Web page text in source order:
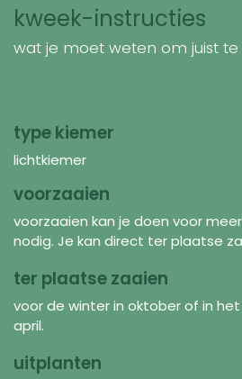
kweek-instructies
wat je moet weten om juist te
type kiemer
lichtkiemer
voorzaaien
voorzaaien kan je doen voor
nodig. Je kan direct ter plaatse
ter plaatse zaaien
voor de winter in oktober of in
april.
uitplanten